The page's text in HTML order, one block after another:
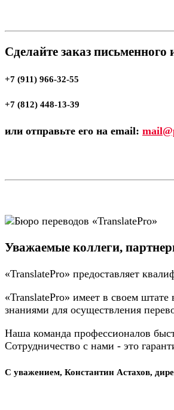
Сделайте заказ
+7 (911) 966-32-55
+7 (812) 448-13-39
или отправьте его на email:
Уважаемые коллеги,
«TranslatePro» предоставляет
«TranslatePro» имеет в своем
знаниями для осуществления
Наша команда профессионалов
Сотрудничество с нами - это
С уважением, Константин Астахов,